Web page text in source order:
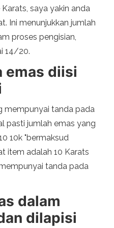
saya yakin anda
Ini menunjukkan jumlah
proses pengisian,
14/20.
emas diisi
mempunyai tanda pada
pasti jumlah emas yang
10k "bermaksud
item adalah 10 Karats
tanda pada
dalam
dilapisi